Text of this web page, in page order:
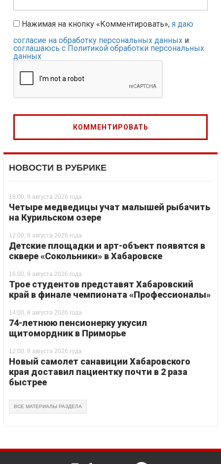
Нажимая на кнопку «Комментировать», я даю
согласие на обработку персональных данных и
соглашаюсь с Политикой обработки персональных
данных
НОВОСТИ В РУБРИКЕ
18:00, 9 августа 2026 года
Четыре медведицы учат малышей рыбачить
на Курильском озере
12:00, 9 августа 2026 года
Детские площадки и арт-объект появятся в
сквере «Сокольники» в Хабаровске
16:00, 8 августа 2026 года
Трое студентов представят Хабаровский
край в финале чемпионата «Профессионалы»
14:00, 8 августа 2026 года
74-летнюю пенсионерку укусил
щитомордник в Приморье
12:00, 8 августа 2026 года
Новый самолет санавиции Хабаровского
края доставил пациентку почти в 2 раза
быстрее
ВСЕ МАТЕРИАЛЫ РАЗДЕЛА